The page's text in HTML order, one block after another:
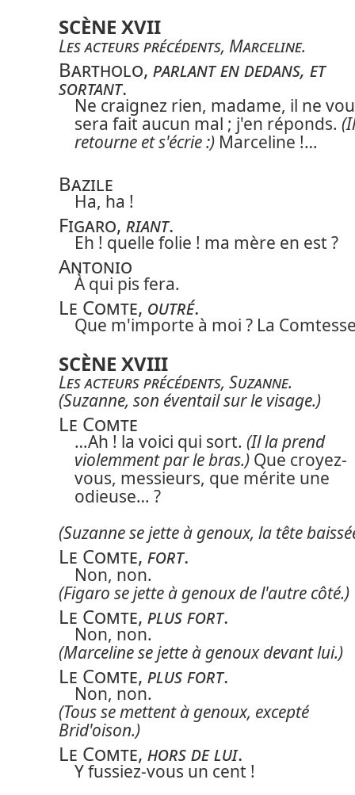
SCÈNE XVII
Les acteurs précédents, Marceline.
Bartholo, parlant en dedans, et
sortant.
Ne craignez rien, madame, il ne
sera fait aucun mal ; j'en réponds.
retourne et s'écrie :) Marceline !…
Bazile
Ha, ha !
Figaro, riant.
Eh ! quelle folie ! ma mère en est ?
Antonio
À qui pis fera.
Le Comte, outré.
Que m'importe à moi ? La
SCÈNE XVIII
Les acteurs précédents, Suzanne.
(Suzanne, son éventail sur le visage.)
Le Comte
…Ah ! la voici qui sort. (Il la prend
violemment par le bras.) Que croyez-
vous, messieurs, que mérite une
odieuse… ?
(Suzanne se jette à genoux, la tête
Le Comte, fort.
Non, non.
(Figaro se jette à genoux de l'autre côté.)
Le Comte, plus fort.
Non, non.
(Marceline se jette à genoux devant lui.)
Le Comte, plus fort.
Non, non.
(Tous se mettent à genoux, excepté
Brid'oison.)
Le Comte, hors de lui.
Y fussiez-vous un cent !